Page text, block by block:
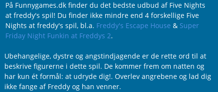
På Funnygames.dk finder du det bedste udbud af Five Nights
at freddy's spil! Du finder ikke mindre end 4 forskellige Five
Nights at freddy's spil, bl.a. Freddy's Escape House & Super
Friday Night Funkin at Freddys 2.
Ubehangelige, dystre og angstindjagende er de rette ord til at
beskrive figurerne i dette spil. De kommer frem om natten og
har kun ét formål: at udryde dig!. Overlev angrebene og lad dig
ikke fange af Freddy og han venner.